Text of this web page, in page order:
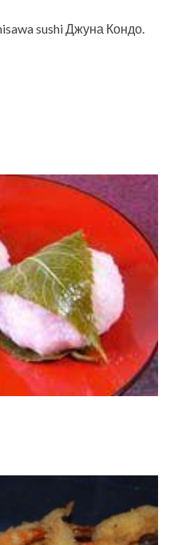
sushi Джуна Кондо.